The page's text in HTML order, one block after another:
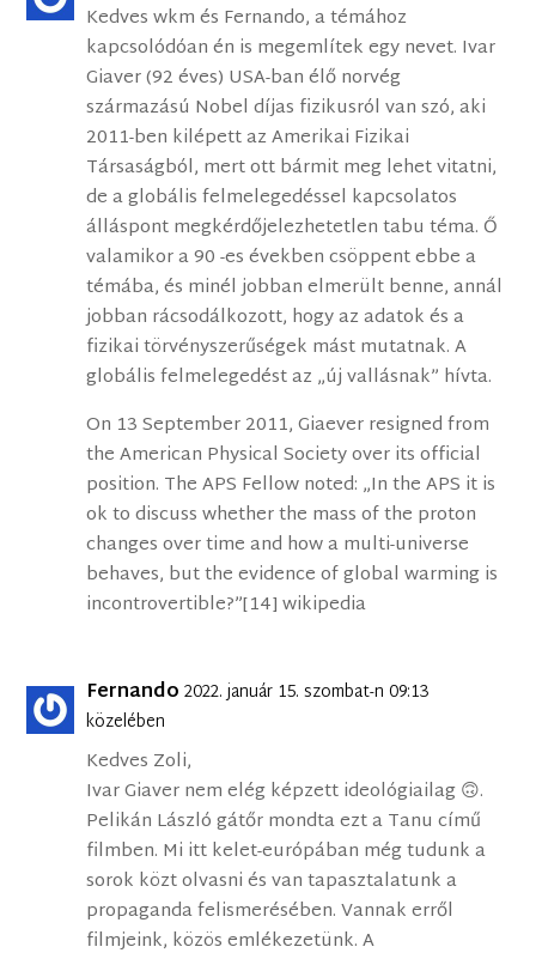
Kedves wkm és Fernando, a témához
kapcsolódóan én is megemlítek egy nevet. Ivar
Giaver (92 éves) USA-ban élő norvég
származású Nobel díjas fizikusról van szó, aki
2011-ben kilépett az Amerikai Fizikai
Társaságból, mert ott bármit meg lehet vitatni,
de a globális felmelegedéssel kapcsolatos
álláspont megkérdőjelezhetetlen tabu téma. Ő
valamikor a 90 -es években csöppent ebbe a
témába, és minél jobban elmerült benne, annál
jobban rácsodálkozott, hogy az adatok és a
fizikai törvényszerűségek mást mutatnak. A
globális felmelegedést az „új vallásnak” hívta.
On 13 September 2011, Giaever resigned from
the American Physical Society over its official
position. The APS Fellow noted: „In the APS it is
ok to discuss whether the mass of the proton
changes over time and how a multi-universe
behaves, but the evidence of global warming is
incontrovertible?”[14] wikipedia
Fernando 2022. január 15. szombat-n 09:13
közelében
Kedves Zoli,
Ivar Giaver nem elég képzett ideológiailag 🙃.
Pelikán László gátőr mondta ezt a Tanu című
filmben. Mi itt kelet-európában még tudunk a
sorok közt olvasni és van tapasztalatunk a
propaganda felismerésében. Vannak erről
filmjeink, közös emlékezetünk. A